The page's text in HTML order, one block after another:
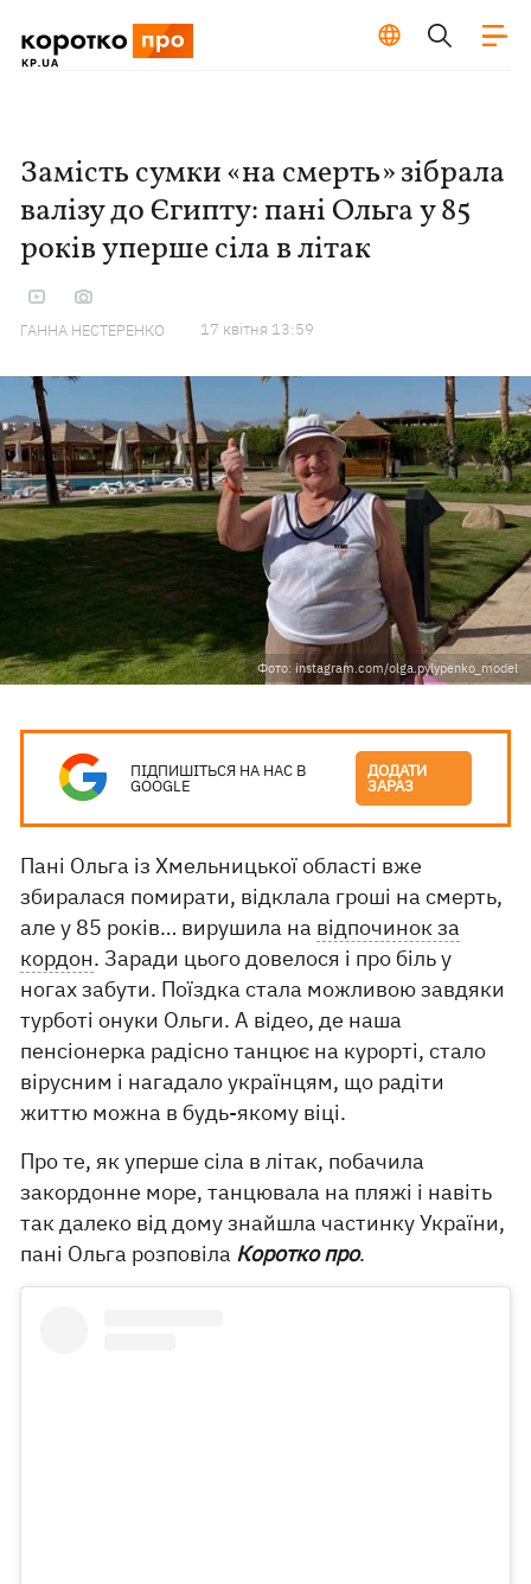
Замість сумки «на смерть» зібрала
валізу до Єгипту: пані Ольга у 85
років уперше сіла в літак
ГАННА НЕСТЕРЕНКО 17 квiтня 13:59
Фото: instagram.com/olga.pylypenko_model
ПІДПИШІТЬСЯ НА НАС В
GOOGLE
ДОДАТИ
ЗАРАЗ
Пані Ольга із Хмельницької області вже
збиралася помирати, відклала гроші на смерть,
але у 85 років… вирушила на відпочинок за
кордон. Заради цього довелося і про біль у
ногах забути. Поїздка стала можливою завдяки
турботі онуки Ольги. А відео, де наша
пенсіонерка радісно танцює на курорті, стало
вірусним і нагадало українцям, що радіти
життю можна в будь-якому віці.
Про те, як уперше сіла в літак, побачила
закордонне море, танцювала на пляжі і навіть
так далеко від дому знайшла частинку України,
пані Ольга розповіла Коротко про.